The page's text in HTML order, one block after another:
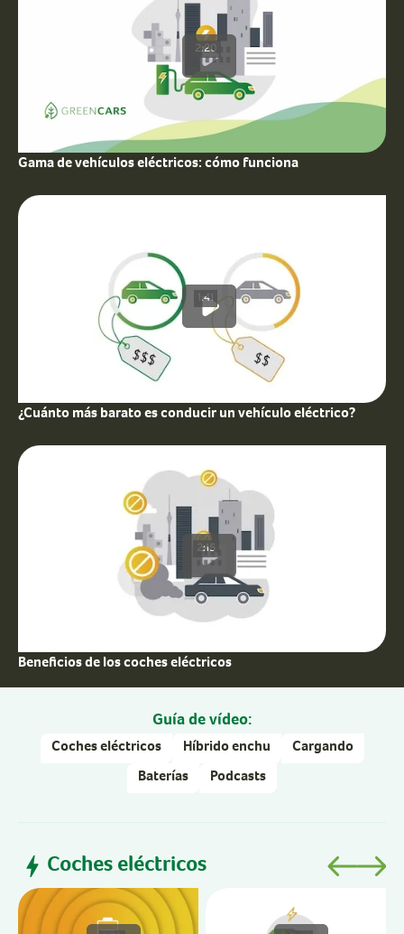
2:20
Gama de vehículos eléctricos: cómo funciona
1:41
¿Cuánto más barato es conducir un vehículo eléctrico?
2:15
Beneficios de los coches eléctricos
Guía de vídeo:
Coches eléctricos Híbrido enchu Cargando
Baterías Podcasts
Coches eléctricos